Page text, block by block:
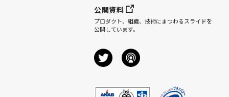
公開資料
プロダクト、組織、技術にまつわるスライドを
公開しています。